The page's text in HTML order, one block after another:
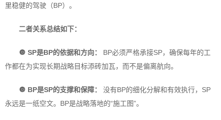
里稳健的驾驶（BP）。
二者关系总结如下：
🔘 SP是BP的依据和方向：
BP必须严格承接SP，确保每年的工
作都在为实现长期战略目标添砖加瓦，而不是偏离航向。
🔘 BP是SP的支撑和保障：
没有BP的细化分解和有效执行，SP
永远是一纸空文。BP是战略落地的“施工图”。